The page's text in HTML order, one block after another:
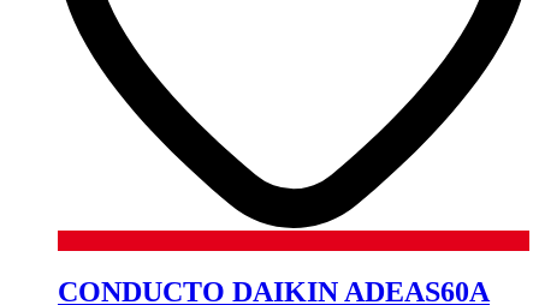
CONDUCTO DAIKIN ADEAS60A